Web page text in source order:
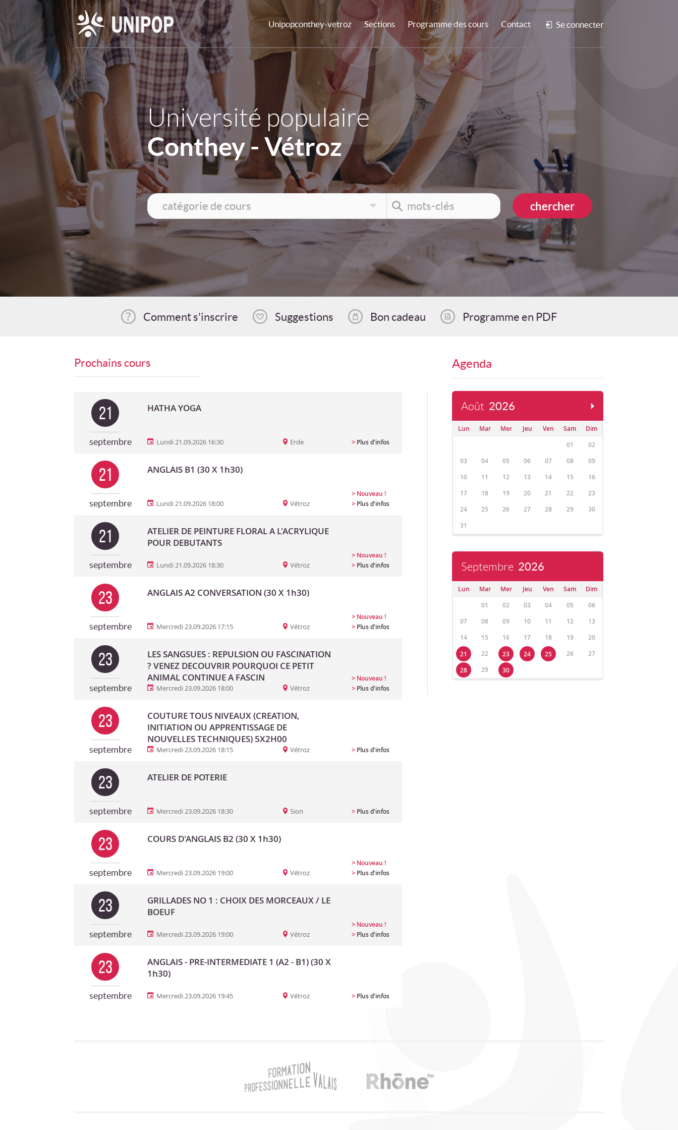
Unipopconthey-vetroz Sections Programme des cours Contact Se connecter
Université populaire
Conthey - Vétroz
Comment s'inscrire Suggestions Bon cadeau Programme en PDF
Prochains cours
21
septembre
HATHA YOGA
Lundi 21.09.2026 16:30 Erde > Plus d'infos
21
septembre
ANGLAIS B1 (30 X 1h30)
Lundi 21.09.2026 18:00 Vétroz
> Nouveau !
> Plus d'infos
21
septembre
ATELIER DE PEINTURE FLORAL A L'ACRYLIQUE
POUR DEBUTANTS
Lundi 21.09.2026 18:30 Vétroz
> Nouveau !
> Plus d'infos
23
septembre
ANGLAIS A2 CONVERSATION (30 X 1h30)
Mercredi 23.09.2026 17:15 Vétroz
> Nouveau !
> Plus d'infos
23
septembre
LES SANGSUES : REPULSION OU FASCINATION
? VENEZ DECOUVRIR POURQUOI CE PETIT
ANIMAL CONTINUE A FASCIN
Mercredi 23.09.2026 18:00 Vétroz
> Nouveau !
> Plus d'infos
23
septembre
COUTURE TOUS NIVEAUX (CREATION,
INITIATION OU APPRENTISSAGE DE
NOUVELLES TECHNIQUES) 5X2H00
Mercredi 23.09.2026 18:15 Vétroz > Plus d'infos
23
septembre
ATELIER DE POTERIE
Mercredi 23.09.2026 18:30 Sion > Plus d'infos
23
septembre
COURS D'ANGLAIS B2 (30 X 1h30)
Mercredi 23.09.2026 19:00 Vétroz
> Nouveau !
> Plus d'infos
23
septembre
GRILLADES NO 1 : CHOIX DES MORCEAUX / LE
BOEUF
Mercredi 23.09.2026 19:00 Vétroz
> Nouveau !
> Plus d'infos
23
septembre
ANGLAIS - PRE-INTERMEDIATE 1 (A2 - B1) (30 X
1h30)
Mercredi 23.09.2026 19:45 Vétroz > Plus d'infos
Agenda
Août 2026
Lun Mar Mer Jeu Ven Sam
Dim
01
02
03
04 05 06 07 08
09
10
11 12 13 14 15
16
17
18 19 20 21 22
23
24
25 26 27 28 29
30
31
Septembre 2026
Lun Mar Mer Jeu Ven Sam
Dim
01
02 03 04 05
06
07
08 09 10 11 12
13
14
15 16 17 18 19
20
21
22 23 24 25 26
27
28
29 30